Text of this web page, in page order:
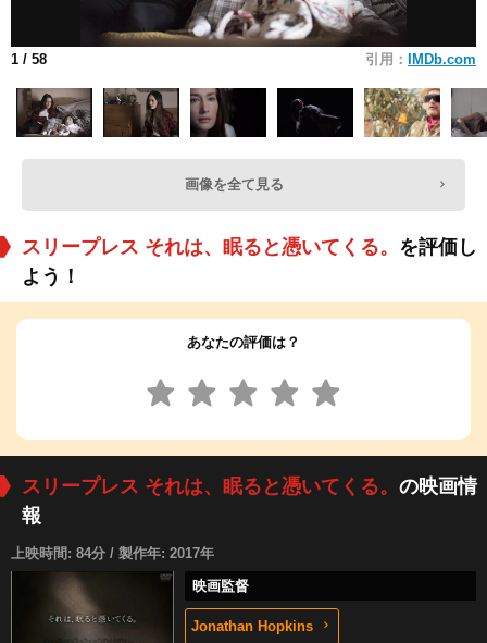
1 / 58 引用： IMDb.com
画像を全て見る
スリープレス それは、眠ると憑いてくる。 を評価し
よう！
あなたの評価は？
スリープレス それは、眠ると憑いてくる。 の映画情
報
上映時間: 84分 / 製作年: 2017年
映画監督
Jonathan Hopkins